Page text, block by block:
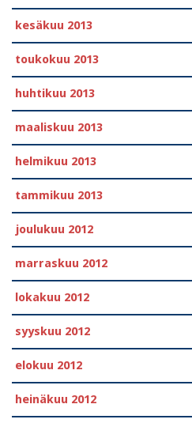
kesäkuu 2013
toukokuu 2013
huhtikuu 2013
maaliskuu 2013
helmikuu 2013
tammikuu 2013
joulukuu 2012
marraskuu 2012
lokakuu 2012
syyskuu 2012
elokuu 2012
heinäkuu 2012